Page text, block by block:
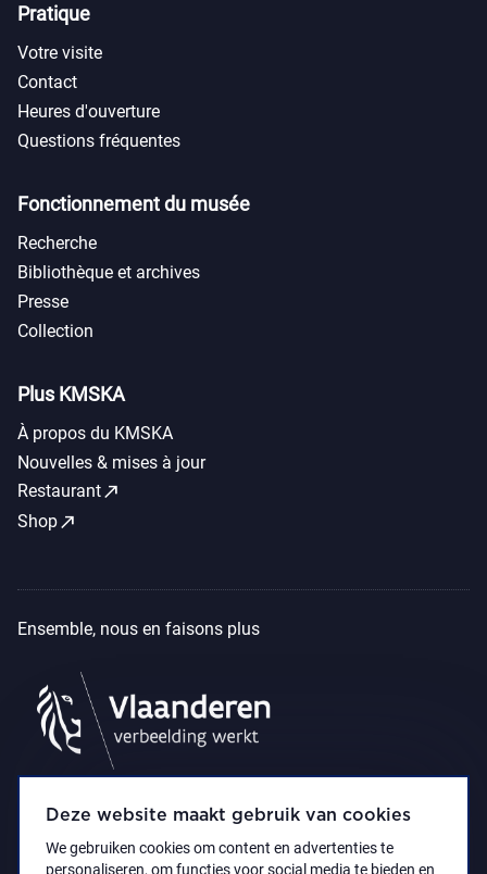
Deze website maakt gebruik van cookies
We gebruiken cookies om content en advertenties te
personaliseren, om functies voor social media te bieden en
Pratique
Votre visite
Contact
Heures d'ouverture
Questions fréquentes
Fonctionnement du musée
Recherche
Bibliothèque et archives
Presse
Collection
Plus KMSKA
À propos du KMSKA
Nouvelles & mises à jour
Restaurantcall_made
Shopcall_made
Ensemble, nous en faisons plus